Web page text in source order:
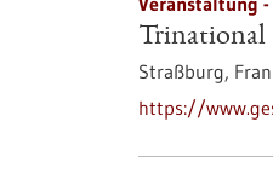
Trinational
Straßburg,
https://